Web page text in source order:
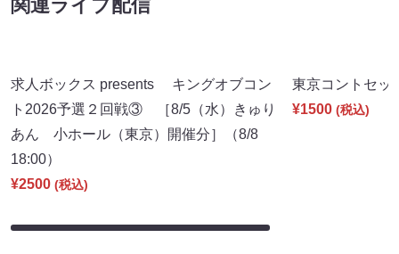
関連ライブ配信
求人ボックス presents キングオブコン
ト2026予選２回戦③ ［8/5（水）きゅり
あん 小ホール（東京）開催分］（8/8
18:00）
¥2500 (税込)
東京コントセ
¥1500 (税込)